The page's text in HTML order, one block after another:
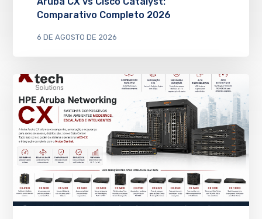
Comparativo Completo 2026
6 DE AGOSTO DE 2026